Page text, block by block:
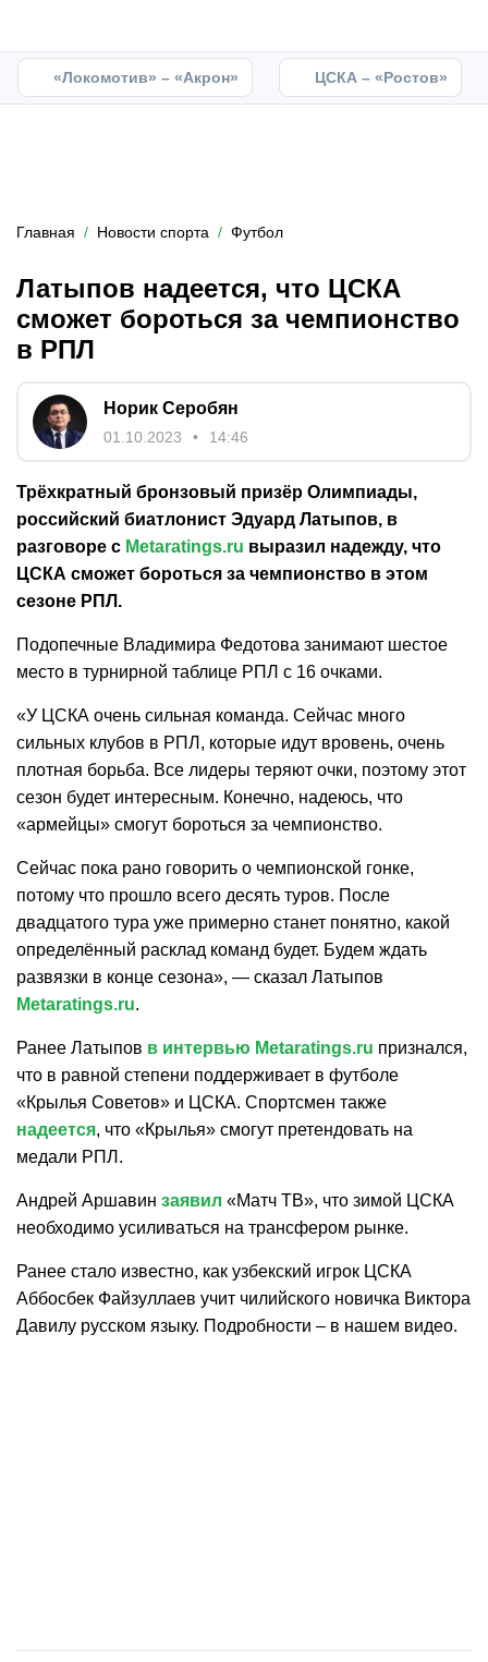
«Локомотив» – «Акрон» ЦСКА – «Ростов»
Главная Новости спорта Футбол
Латыпов надеется, что ЦСКА
сможет бороться за чемпионство
в РПЛ
Норик Серобян
01.10.2023 14:46
Трёхкратный бронзовый призёр Олимпиады,
российский биатлонист Эдуард Латыпов, в
разговоре с Metaratings.ru выразил надежду, что
ЦСКА сможет бороться за чемпионство в этом
сезоне РПЛ.
Подопечные Владимира Федотова занимают шестое
место в турнирной таблице РПЛ с 16 очками.
«У ЦСКА очень сильная команда. Сейчас много
сильных клубов в РПЛ, которые идут вровень, очень
плотная борьба. Все лидеры теряют очки, поэтому этот
сезон будет интересным. Конечно, надеюсь, что
«армейцы» смогут бороться за чемпионство.
Сейчас пока рано говорить о чемпионской гонке,
потому что прошло всего десять туров. После
двадцатого тура уже примерно станет понятно, какой
определённый расклад команд будет. Будем ждать
развязки в конце сезона», — сказал Латыпов
Metaratings.ru.
Ранее Латыпов в интервью Metaratings.ru признался,
что в равной степени поддерживает в футболе
«Крылья Советов» и ЦСКА. Спортсмен также
надеется, что «Крылья» смогут претендовать на
медали РПЛ.
Андрей Аршавин заявил «Матч ТВ», что зимой ЦСКА
необходимо усиливаться на трансфером рынке.
Ранее стало известно, как узбекский игрок ЦСКА
Аббосбек Файзуллаев учит чилийского новичка Виктора
Давилу русском языку. Подробности – в нашем видео.